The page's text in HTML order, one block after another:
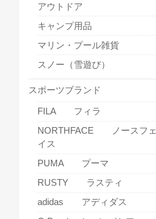
アウトドア
キャンプ用品
マリン・プール雑貨
スノー（雪遊び）
スポーツブランド
FILA フィラ
NORTHFACE ノースフェ
イス
PUMA プーマ
RUSTY ラスティ
adidas アディダス